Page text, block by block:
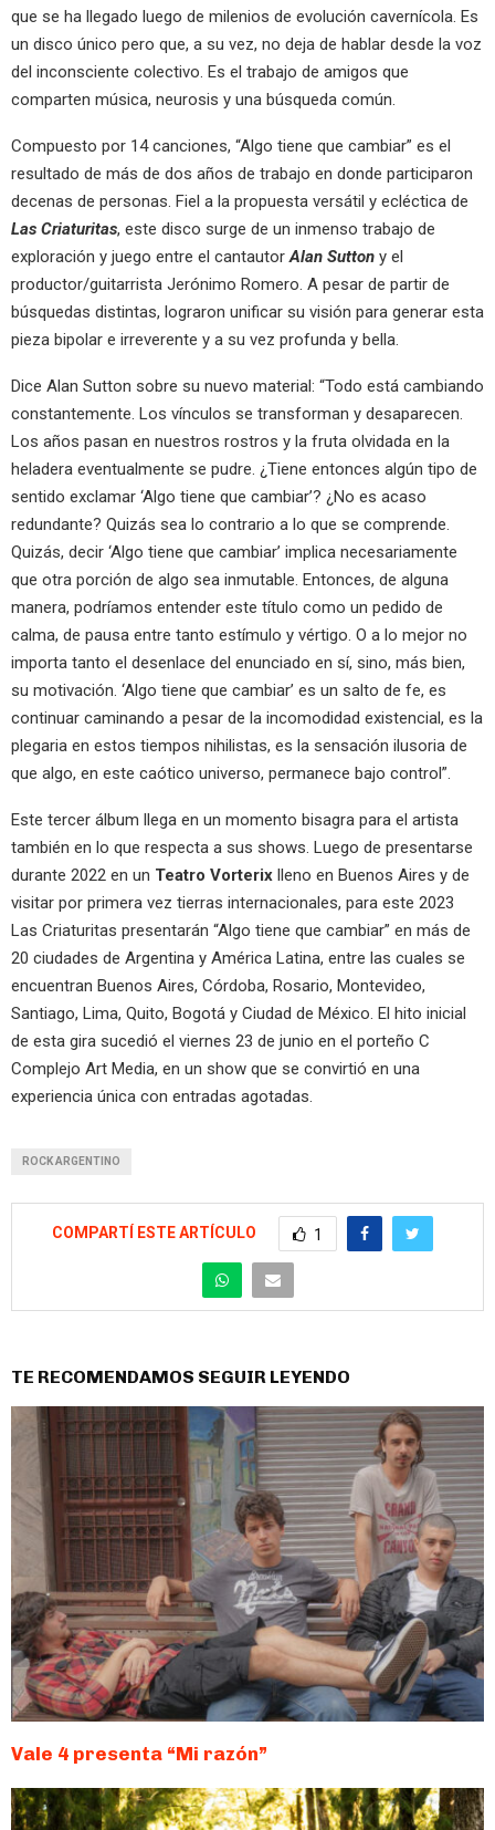
que se ha llegado luego de milenios de evolución cavernícola. Es
un disco único pero que, a su vez, no deja de hablar desde la voz
del inconsciente colectivo. Es el trabajo de amigos que
comparten música, neurosis y una búsqueda común.
Compuesto por 14 canciones, “Algo tiene que cambiar” es el
resultado de más de dos años de trabajo en donde participaron
decenas de personas. Fiel a la propuesta versátil y ecléctica de
Las Criaturitas, este disco surge de un inmenso trabajo de
exploración y juego entre el cantautorAlan Sutton y el
productor/guitarrista Jerónimo Romero. A pesar de partir de
búsquedas distintas, lograron unificar su visión para generar esta
pieza bipolar e irreverente y a su vez profunda y bella.
Dice Alan Sutton sobre su nuevo material: “Todo está cambiando
constantemente. Los vínculos se transforman y desaparecen.
Los años pasan en nuestros rostros y la fruta olvidada en la
heladera eventualmente se pudre. ¿Tiene entonces algún tipo de
sentido exclamar ‘Algo tiene que cambiar’? ¿No es acaso
redundante? Quizás sea lo contrario a lo que se comprende.
Quizás, decir ‘Algo tiene que cambiar’ implica necesariamente
que otra porción de algo sea inmutable. Entonces, de alguna
manera, podríamos entender este título como un pedido de
calma, de pausa entre tanto estímulo y vértigo. O a lo mejor no
importa tanto el desenlace del enunciado en sí, sino, más bien,
su motivación. ‘Algo tiene que cambiar’ es un salto de fe, es
continuar caminando a pesar de la incomodidad existencial, es la
plegaria en estos tiempos nihilistas, es la sensación ilusoria de
que algo, en este caótico universo, permanece bajo control”.
Este tercer álbum llega en un momento bisagra para el artista
también en lo que respecta a sus shows. Luego de presentarse
durante 2022 en un Teatro Vorterix lleno en Buenos Aires y de
visitar por primera vez tierras internacionales, para este 2023
Las Criaturitas presentarán “Algo tiene que cambiar” en más de
20 ciudades de Argentina y América Latina, entre las cuales se
encuentran Buenos Aires, Córdoba, Rosario, Montevideo,
Santiago, Lima, Quito, Bogotá y Ciudad de México. El hito inicial
de esta gira sucedió el viernes 23 de junio en el porteño C
Complejo Art Media, en un show que se convirtió en una
experiencia única con entradas agotadas.
ROCK ARGENTINO
COMPARTÍ ESTE ARTÍCULO 1
TE RECOMENDAMOS SEGUIR LEYENDO
Vale 4 presenta “Mi razón”